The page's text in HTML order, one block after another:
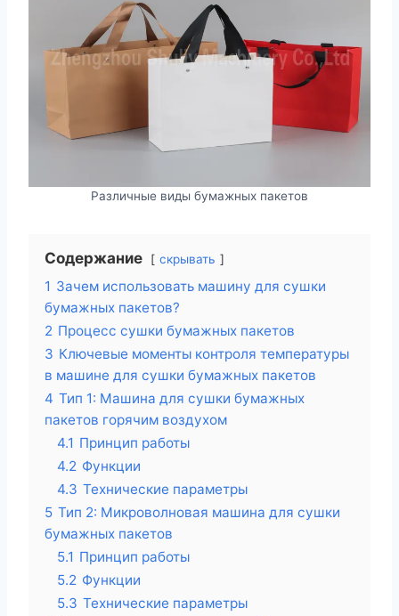
Различные виды бумажных пакетов
Содержание скрывать
1 Зачем использовать машину для сушки
бумажных пакетов?
2 Процесс сушки бумажных пакетов
3 Ключевые моменты контроля температуры
в машине для сушки бумажных пакетов
4 Тип 1: Машина для сушки бумажных
пакетов горячим воздухом
4.1 Принцип работы
4.2 Функции
4.3 Технические параметры
5 Тип 2: Микроволновая машина для сушки
бумажных пакетов
5.1 Принцип работы
5.2 Функции
5.3 Технические параметры